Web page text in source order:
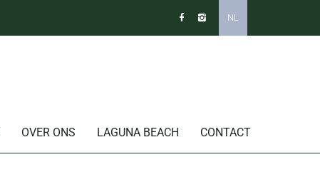
NL
OVER ONS LAGUNA BEACH CONTACT